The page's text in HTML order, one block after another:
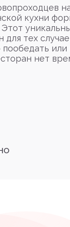
кухни
Этот
для тех
пообедать
нет